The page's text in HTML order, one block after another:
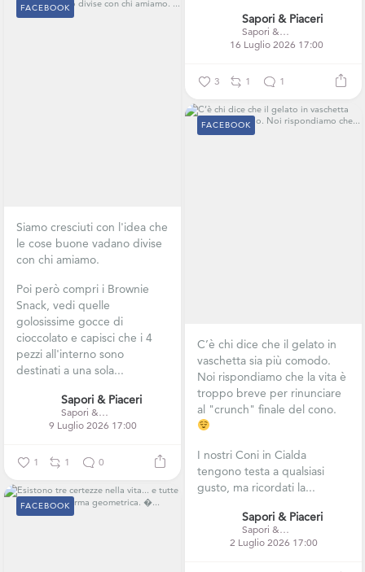
Sapori & Piaceri
Sapori & Piaceri
16 Luglio 2026 17:00
3 1 1
Siamo cresciuti con l'idea che
le cose buone vadano divise
con chi amiamo.
Poi però compri i Brownie
Snack, vedi quelle
golosissime gocce di
cioccolato e capisci che i 4
pezzi all'interno sono
destinati a una sola...
Sapori & Piaceri
Sapori & Piaceri
9 Luglio 2026 17:00
FACEBOOK
1 1 0
C’è chi dice che il gelato in
vaschetta sia più comodo.
Noi rispondiamo che la vita è
troppo breve per rinunciare
al "crunch" finale del cono.
I nostri Coni in Cialda
tengono testa a qualsiasi
gusto, ma ricordati la...
Sapori & Piaceri
Sapori & Piaceri
2 Luglio 2026 17:00
FACEBOOK
FACEBOOK